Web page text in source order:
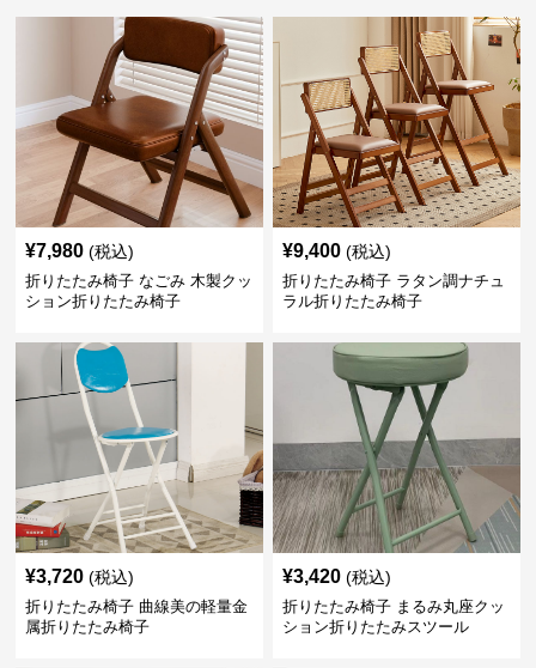
¥7,980 (税込)
折りたたみ椅子 なごみ 木製クッ
ション折りたたみ椅子
¥9,400 (税込)
折りたたみ椅子 ラタン調ナチュ
ラル折りたたみ椅子
¥3,720 (税込)
折りたたみ椅子 曲線美の軽量金
属折りたたみ椅子
¥3,420 (税込)
折りたたみ椅子 まるみ丸座クッ
ション折りたたみスツール